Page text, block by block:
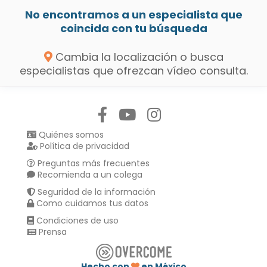
No encontramos a un especialista que
coincida con tu búsqueda
Cambia la localización o busca
especialistas que ofrezcan vídeo consulta.
Quiénes somos
Política de privacidad
Preguntas más frecuentes
Recomienda a un colega
Seguridad de la información
Como cuidamos tus datos
Condiciones de uso
Prensa